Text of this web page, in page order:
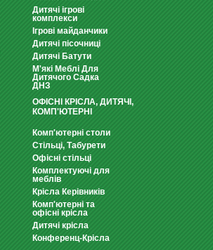
Дитячі ігрові
комплекси
Ігрові майданчики
Дитячі пісочниці
Дитячі Батути
М'які Меблі Для
Дитячого Садка
ДНЗ
ОФІСНІ КРІСЛА, ДИТЯЧІ,
КОМП'ЮТЕРНІ
Комп'ютерні столи
Стільці, Табурети
Офісні стільці
Комплектуючі для
меблів
Крісла Керівників
Комп'ютерні та
офісні крісла
Дитячі крісла
Конференц-Крісла